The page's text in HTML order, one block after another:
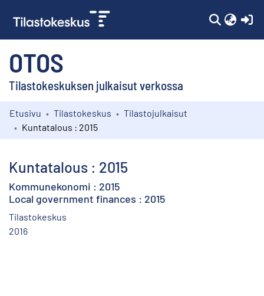
OTOS
Tilastokeskuksen julkaisut verkossa
Kokoelmat
Etusivu Tilastokeskus
Tilastojulkaisut
Kuntatalous : 2015
Kuntatalous : 2015
Kommunekonomi : 2015
Local government finances : 2015
Tilastokeskus
2016